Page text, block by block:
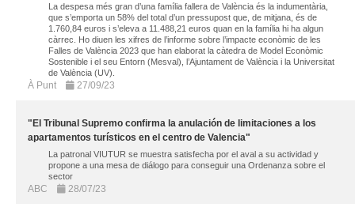
La despesa més gran d’una família fallera de València és la indumentària,
que s’emporta un 58% del total d’un pressupost que, de mitjana, és de
1.760,84 euros i s’eleva a 11.488,21 euros quan en la família hi ha algun
càrrec. Ho diuen les xifres de l’informe sobre l’impacte econòmic de les
Falles de València 2023 que han elaborat la càtedra de Model Econòmic
Sostenible i el seu Entorn (Mesval), l’Ajuntament de València i la Universitat
de València (UV).
À Punt 27/09/23
"El Tribunal Supremo confirma la anulación de limitaciones a los
apartamentos turísticos en el centro de Valencia"
La patronal VIUTUR se muestra satisfecha por el aval a su actividad y
propone a una mesa de diálogo para conseguir una Ordenanza sobre el
sector
ABC 28/07/23